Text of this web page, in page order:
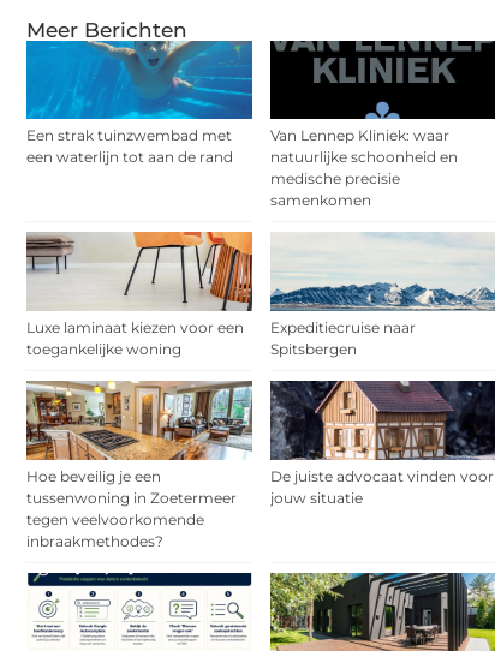
Meer Berichten
Een strak tuinzwembad met
een waterlijn tot aan de rand
Van Lennep Kliniek: waar
natuurlijke schoonheid en
medische precisie
samenkomen
Luxe laminaat kiezen voor een
toegankelijke woning
Expeditiecruise naar
Spitsbergen
Hoe beveilig je een
tussenwoning in Zoetermeer
tegen veelvoorkomende
inbraakmethodes?
De juiste advocaat vinden voor
jouw situatie